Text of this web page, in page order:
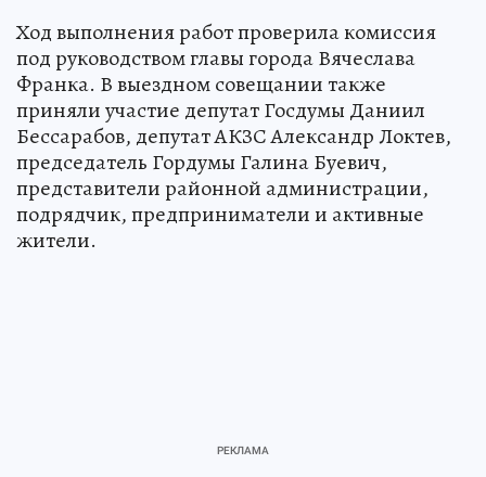
Ход выполнения работ проверила комиссия
под руководством главы города Вячеслава
Франка. В выездном совещании также
приняли участие депутат Госдумы Даниил
Бессарабов, депутат АКЗС Александр Локтев,
председатель Гордумы Галина Буевич,
представители районной администрации,
подрядчик, предприниматели и активные
жители.